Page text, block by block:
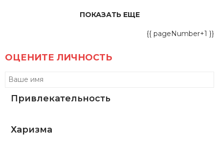
ПОКАЗАТЬ ЕЩЕ
{{ pageNumber+1 }}
ОЦЕНИТЕ ЛИЧНОСТЬ
Привлекательность
Харизма